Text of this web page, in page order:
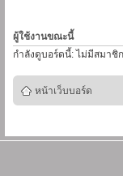
ผู้ใช้งานขณะนี้
กำลังดูบอร์ดนี้: ไม่มีสมาชิ
หน้าเว็บบอร์ด